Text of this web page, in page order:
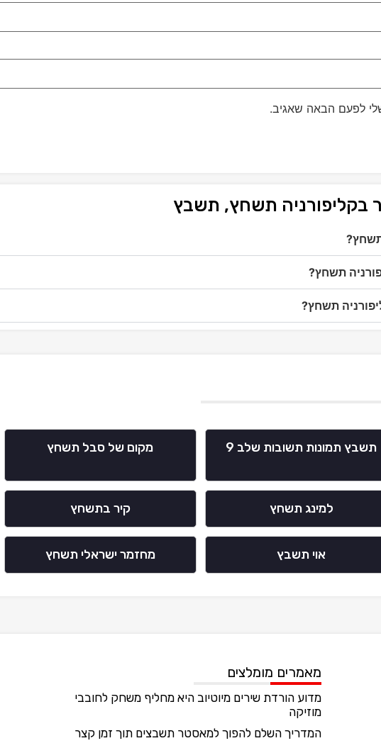
לפעם הבאה שאגיב.
בקליפורניה תשחץ, תשבץ
תשחץ?
תשחץ?
תשחץ?
תשבץ תמונות תשובות שלב 9 מקום של סבל תשחץ
למינג תשחץ קיר בתשחץ
אוי תשבץ מחזמר ישראלי תשחץ
מאמרים מומלצים
מדוע הורדת שירים מיוטיוב היא מחליף משחק לחובבי
מוזיקה
המדריך השלם להפוך למאסטר תשבצים תוך זמן קצר